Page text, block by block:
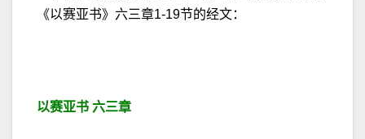
《以赛亚书》六三章1-19节的经文：
以赛亚书 六三章